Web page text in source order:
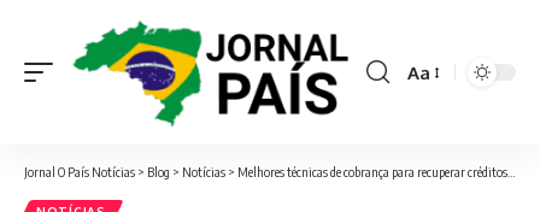
Font
Aa
Jornal O País Notícias > Blog > Notícias > Melhores técnicas de cobrança para recuperar créditos em atraso: estratégias eficazes para manter o fluxo de caixa da sua empresa